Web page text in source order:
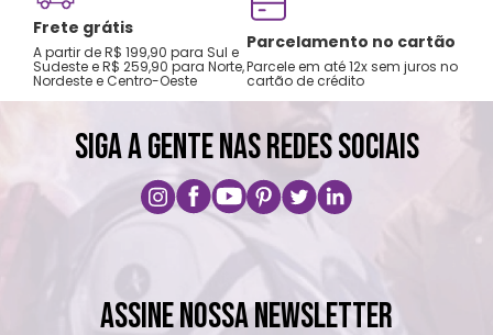
Frete grátis
A partir de R$ 199,90 para Sul e
Sudeste e R$ 259,90 para Norte,
Nordeste e Centro-Oeste
Parcelamento no cartão
Parcele em até 12x sem juros no
cartão de crédito
SIGA A GENTE NAS REDES SOCIAIS
ASSINE NOSSA NEWSLETTER